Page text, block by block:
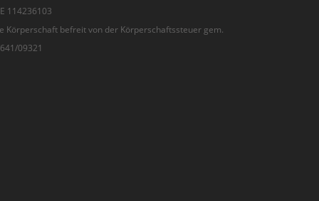
114236103
Körperschaft befreit von der Körperschaftssteuer gem.
09321